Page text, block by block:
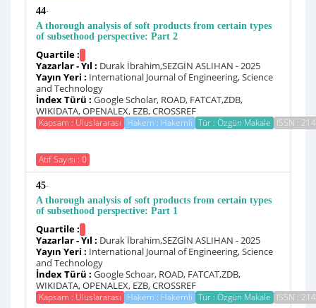
44-
A thorough analysis of soft products from certain types
of subsethood perspective: Part 2
Quartile :
Yazarlar - Yıl : Durak İbrahim,SEZGİN ASLIHAN - 2025
Yayın Yeri : International Journal of Engineering, Science
and Technology
İndex Türü : Google Scholar, ROAD, FATCAT,ZDB,
WIKIDATA, OPENALEX, EZB, CROSSREF
Kapsam : Uluslararası Hakem : Hakemli Tür : Özgün Makale ISSN :
Atıf Sayısı : 0
45-
A thorough analysis of soft products from certain types
of subsethood perspective: Part 1
Quartile :
Yazarlar - Yıl : Durak İbrahim,SEZGİN ASLIHAN - 2025
Yayın Yeri : International Journal of Engineering, Science
and Technology
İndex Türü : Google Schoar, ROAD, FATCAT,ZDB,
WIKIDATA, OPENALEX, EZB, CROSSREF
Kapsam : Uluslararası Hakem : Hakemli Tür : Özgün Makale ISSN :